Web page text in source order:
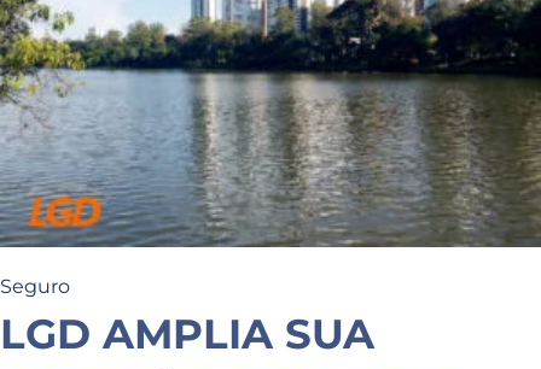
Seguro
LGD AMPLIA SUA